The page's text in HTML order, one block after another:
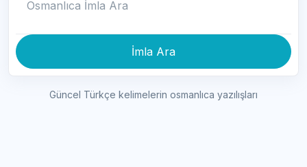
İmla Ara
Güncel Türkçe kelimelerin osmanlıca yazılışları